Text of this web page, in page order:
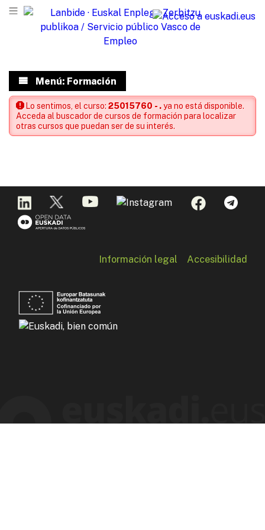
Menú: Formación
Lo sentimos, el curso:25015760 - .ya no está disponible.
Acceda al buscador de cursos de formación para localizar
otras cursos que puedan ser de su interés.
Información legal Accesibilidad